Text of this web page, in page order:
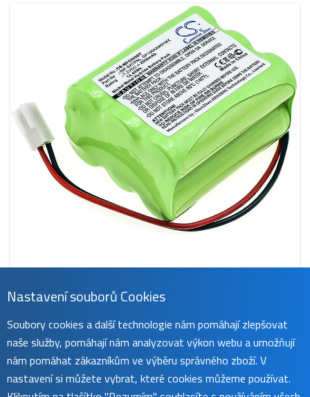
459 Kč
obvykle do 45 dnů koupit
Nastavení souborů Cookies
Soubory cookies a další technologie nám pomáhají zlepšovat
naše služby, pomáhají nám analyzovat výkon webu a umožňují
nám pomáhat zákazníkům ve výběru správného zboží. V
nastavení si můžete vybrat, které cookies můžeme používat.